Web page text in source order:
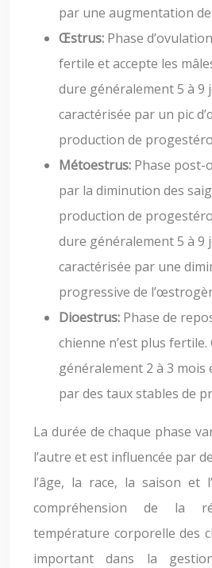
par une augmentation
Œstrus: Phase
fertile et accepte les
dure généralement 5 à 9
caractérisée par un pic
production de
Métoestrus: Phase post-
par la diminution des
production de
dure généralement 5 à 9
caractérisée par une
progressive de
Dioestrus: Phase de
chienne n’est plus
généralement 2 à 3 mois
par des taux stables de
La durée de chaque phase
l’autre et est influencée par
l’âge, la race, la saison et
compréhension de la
température corporelle des
important dans la